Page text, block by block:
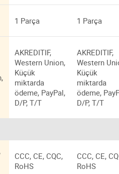
1 Parça 1 Parça
AKREDITIF,
Western Union,
Küçük
miktarda
ödeme, PayPal,
D/P, T/T
AKREDITIF,
Western
Küçük
miktarda
ödeme,
D/P, T/T
CCC, CE, CQC,
RoHS
CCC, CE,
RoHS